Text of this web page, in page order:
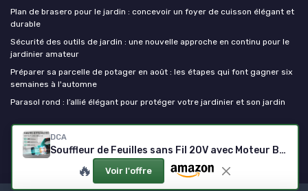
DCA
Souffleur de Feuilles sans Fil 20V avec Moteur Brushless, Débit d'air 820 m³/h & 193 km/h, Batterie 4.0Ah Incluse, Ultra-Léger 1,5kg, Variateur de Vitesse pour Jardin, Allées et Poussière
🔥 Voir l'offre
Plan de brasero pour le jardin : concevoir un foyer de cuisson élégant et
durable
Sécurité des outils de jardin : une nouvelle approche en continu pour le
jardinier amateur
Préparer sa parcelle de potager en août : les étapes qui font gagner six
semaines à l'automne
Parasol rond : l’allié élégant pour protéger votre jardinier et son jardin
Outils de jardinage